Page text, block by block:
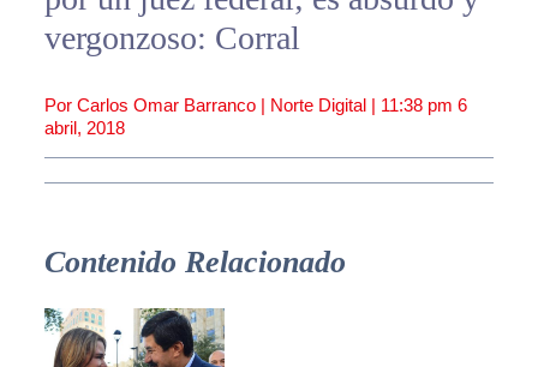
vergonzoso: Corral
Por Carlos Omar Barranco | Norte Digital | 11:38 pm 6
abril, 2018
Contenido Relacionado